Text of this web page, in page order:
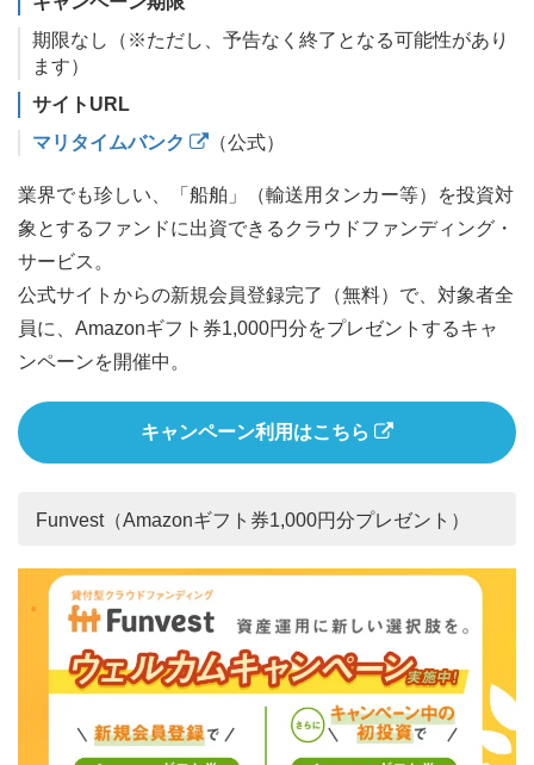
期限なし（※ただし、予告なく終了となる可能性があり
ます）
サイトURL
マリタイムバンク
（公式）
業界でも珍しい、「船舶」（輸送用タンカー等）を投資対
象とするファンドに出資できるクラウドファンディング・
サービス。
公式サイトからの新規会員登録完了（無料）で、対象者全
員に、Amazonギフト券1,000円分をプレゼントするキャ
ンペーンを開催中。
キャンペーン利用はこちら
Funvest（Amazonギフト券1,000円分プレゼント）